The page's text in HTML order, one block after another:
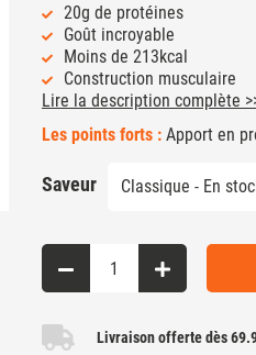
20g de protéines
Goût incroyable
Moins de 213kcal
Construction musculaire
Lire la description complète
Les points forts : Apport en
Saveur
Livraison offerte dès